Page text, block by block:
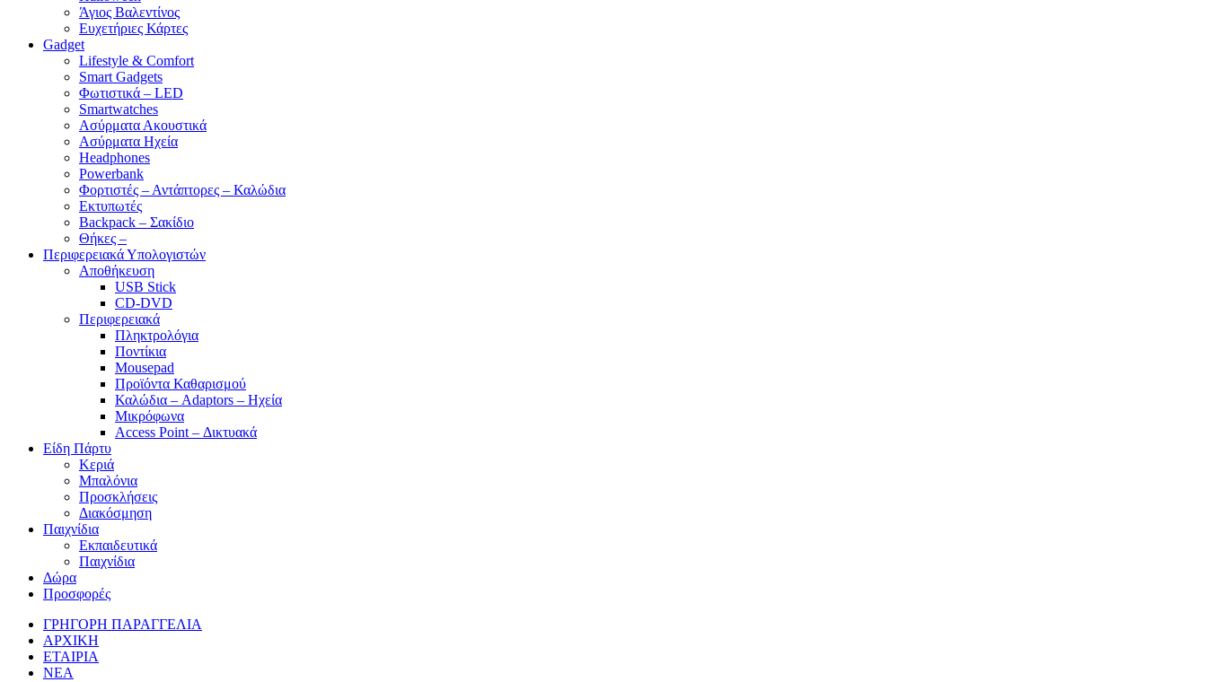
Άγιος Βαλεντίνος
Ευχετήριες Κάρτες
Gadget
Lifestyle & Comfort
Smart Gadgets
Φωτιστικά – LED
Smartwatches
Ασύρματα Ακουστικά
Ασύρματα Ηχεία
Headphones
Powerbank
Φορτιστές – Αντάπτορες – Καλώδια
Εκτυπωτές
Backpack – Σακίδιο
Θήκες –
Περιφερειακά Υπολογιστών
Αποθήκευση
USB Stick
CD-DVD
Περιφερειακά
Πληκτρολόγια
Ποντίκια
Mousepad
Προϊόντα Καθαρισμού
Καλώδια – Adaptors – Ηχεία
Μικρόφωνα
Access Point – Δικτυακά
Είδη Πάρτυ
Κεριά
Μπαλόνια
Προσκλήσεις
Διακόσμηση
Παιχνίδια
Εκπαιδευτικά
Παιχνίδια
Δώρα
Προσφορές
ΓΡΗΓΟΡΗ ΠΑΡΑΓΓΕΛΙΑ
ΑΡΧΙΚΗ
ΕΤΑΙΡΙΑ
ΝΕΑ